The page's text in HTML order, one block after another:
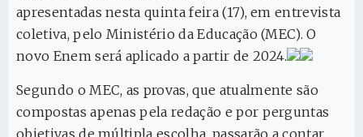
apresentadas nesta quinta feira (17), em entrevista
coletiva, pelo Ministério da Educação (MEC). O
novo Enem será aplicado a partir de 2024.
Segundo o MEC, as provas, que atualmente são
compostas apenas pela redação e por perguntas
objetivas de múltipla escolha, passarão a contar